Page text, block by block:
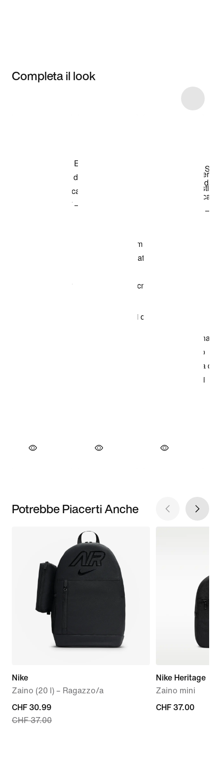
Completa il look
Potrebbe Piacerti Anche
Nike
Zaino (20 l) – Ragazzo/a
current
price
CHF 30.99
CHF 37.00
Nike Heritage
Zaino mini
CHF
CHF 37.00